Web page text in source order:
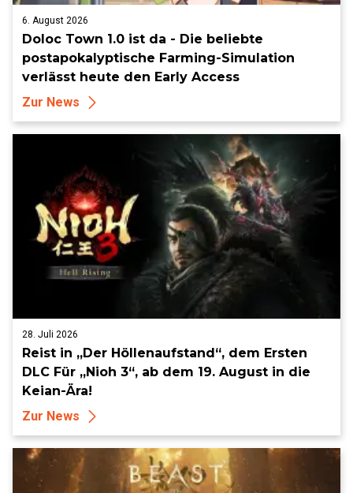
6. August 2026
Doloc Town 1.0 ist da - Die beliebte
postapokalyptische Farming-Simulation
verlässt heute den Early Access
Zur News
28. Juli 2026
Reist in „Der Höllenaufstand“, dem Ersten
DLC Für „Nioh 3“, ab dem 19. August in die
Keian-Ära!
Zur News